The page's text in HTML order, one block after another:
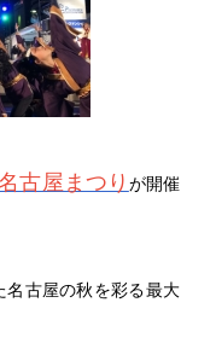
古屋まつり が開催
名古屋の秋を彩る最大